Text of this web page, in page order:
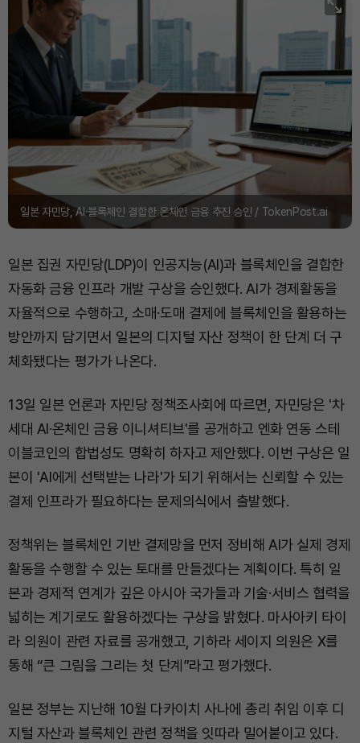
일본 자민당, AI·블록체인 결합한 온체인 금융 추진 승인 / TokenPost.ai
일본 집권 자민당(LDP)이 인공지능(AI)과 블록체인을 결합한
자동화 금융 인프라 개발 구상을 승인했다. AI가 경제활동을
자율적으로 수행하고, 소매·도매 결제에 블록체인을 활용하는
방안까지 담기면서 일본의 디지털 자산 정책이 한 단계 더 구
체화됐다는 평가가 나온다.
13일 일본 언론과 자민당 정책조사회에 따르면, 자민당은 '차
세대 AI·온체인 금융 이니셔티브'를 공개하고 엔화 연동 스테
이블코인의 합법성도 명확히 하자고 제안했다. 이번 구상은 일
본이 'AI에게 선택받는 나라'가 되기 위해서는 신뢰할 수 있는
결제 인프라가 필요하다는 문제의식에서 출발했다.
정책위는 블록체인 기반 결제망을 먼저 정비해 AI가 실제 경제
활동을 수행할 수 있는 토대를 만들겠다는 계획이다. 특히 일
본과 경제적 연계가 깊은 아시아 국가들과 기술·서비스 협력을
넓히는 계기로도 활용하겠다는 구상을 밝혔다. 마사아키 타이
라 의원이 관련 자료를 공개했고, 기하라 세이지 의원은 X를
통해 “큰 그림을 그리는 첫 단계”라고 평가했다.
일본 정부는 지난해 10월 다카이치 사나에 총리 취임 이후 디
지털 자산과 블록체인 관련 정책을 잇따라 밀어붙이고 있다.